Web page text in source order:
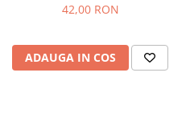
42,00 RON
ADAUGA IN COS